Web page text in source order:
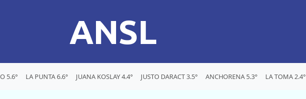
ANSL
5.6° LA PUNTA 6.6° JUANA KOSLAY 4.4° JUSTO DARACT 3.5° ANCHORENA 5.3° LA TOMA 2.4°